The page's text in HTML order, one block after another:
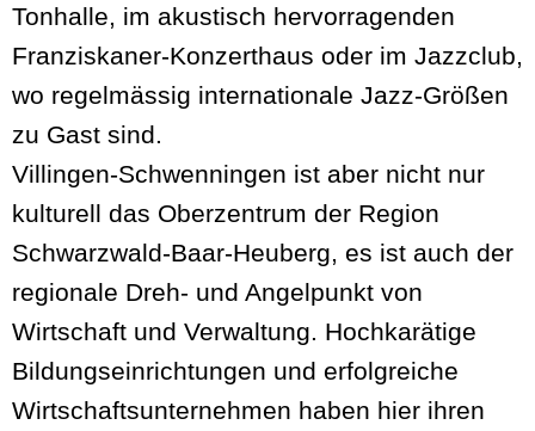
Tonhalle, im akustisch hervorragenden
Franziskaner-Konzerthaus oder im Jazzclub,
wo regelmässig internationale Jazz-Größen
zu Gast sind.
Villingen-Schwenningen ist aber nicht nur
kulturell das Oberzentrum der Region
Schwarzwald-Baar-Heuberg, es ist auch der
regionale Dreh- und Angelpunkt von
Wirtschaft und Verwaltung. Hochkarätige
Bildungseinrichtungen und erfolgreiche
Wirtschaftsunternehmen haben hier ihren